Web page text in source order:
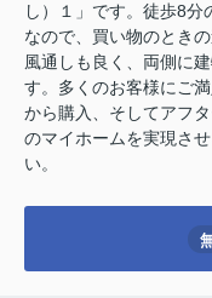
し）１」です。徒歩8
なので、買い物のとき
風通しも良く、両側に
す。多くのお客様にご
から購入、そしてアフ
のマイホームを実現さ
い。